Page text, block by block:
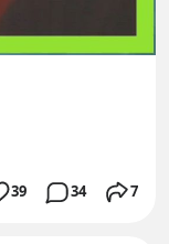
39 34 7